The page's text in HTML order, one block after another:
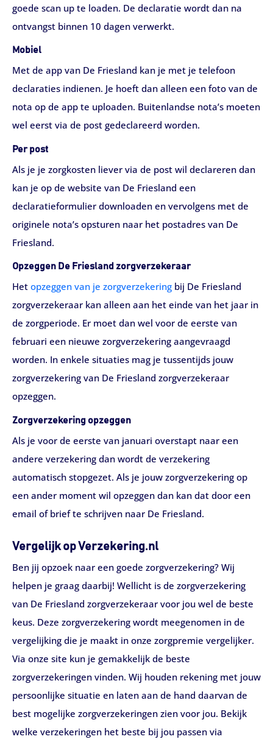
goede scan up te loaden. De declaratie wordt dan na
ontvangst binnen 10 dagen verwerkt.
Mobiel
Met de app van De Friesland kan je met je telefoon
declaraties indienen. Je hoeft dan alleen een foto van de
nota op de app te uploaden. Buitenlandse nota’s moeten
wel eerst via de post gedeclareerd worden.
Per post
Als je je zorgkosten liever via de post wil declareren dan
kan je op de website van De Friesland een
declaratieformulier downloaden en vervolgens met de
originele nota’s opsturen naar het postadres van De
Friesland.
Opzeggen De Friesland zorgverzekeraar
Het opzeggen van je zorgverzekering bij De Friesland
zorgverzekeraar kan alleen aan het einde van het jaar in
de zorgperiode. Er moet dan wel voor de eerste van
februari een nieuwe zorgverzekering aangevraagd
worden. In enkele situaties mag je tussentijds jouw
zorgverzekering van De Friesland zorgverzekeraar
opzeggen.
Zorgverzekering opzeggen
Als je voor de eerste van januari overstapt naar een
andere verzekering dan wordt de verzekering
automatisch stopgezet. Als je jouw zorgverzekering op
een ander moment wil opzeggen dan kan dat door een
email of brief te schrijven naar De Friesland.
Vergelijk op Verzekering.nl
Ben jij opzoek naar een goede zorgverzekering? Wij
helpen je graag daarbij! Wellicht is de zorgverzekering
van De Friesland zorgverzekeraar voor jou wel de beste
keus. Deze zorgverzekering wordt meegenomen in de
vergelijking die je maakt in onze zorgpremie vergelijker.
Via onze site kun je gemakkelijk de beste
zorgverzekeringen vinden. Wij houden rekening met jouw
persoonlijke situatie en laten aan de hand daarvan de
best mogelijke zorgverzekeringen zien voor jou. Bekijk
welke verzekeringen het beste bij jou passen via